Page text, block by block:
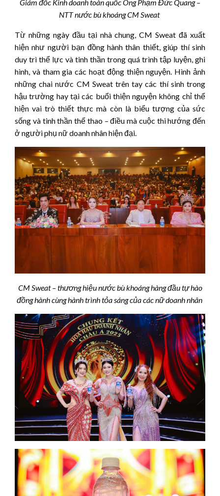
Giám đốc Kinh doanh toàn quốc Ông Phạm Đức Quang –
NTT nước bù khoángCM Sweat
Từ những ngày đầu tại nhà chung, CM Sweat đã xuất
hiện như người bạn đồng hành thân thiết, giúp thí sinh
duy trì thể lực và tinh thần trong quá trình tập luyện, ghi
hình, và tham gia các hoạt động thiện nguyện. Hình ảnh
những chai nước CM Sweat trên tay các thí sinh trong
hậu trường hay tại các buổi thiện nguyện không chỉ thể
hiện vai trò thiết thực mà còn là biểu tượng của sức
sống và tinh thần thể thao – điều mà cuộc thi hướng đến
ở người phụ nữ doanh nhân hiện đại.
CM Sweat – thương hiệu nước bù khoáng hàng đầu tự hào
đồng hành cùng hành trình tỏa sáng của các nữ doanh nhân